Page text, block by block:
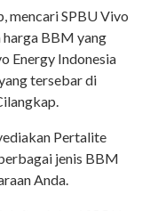
mencari SPBU Vivo
harga BBM yang
Energy Indonesia
tersebar di
Pertalite
jenis BBM
Anda.